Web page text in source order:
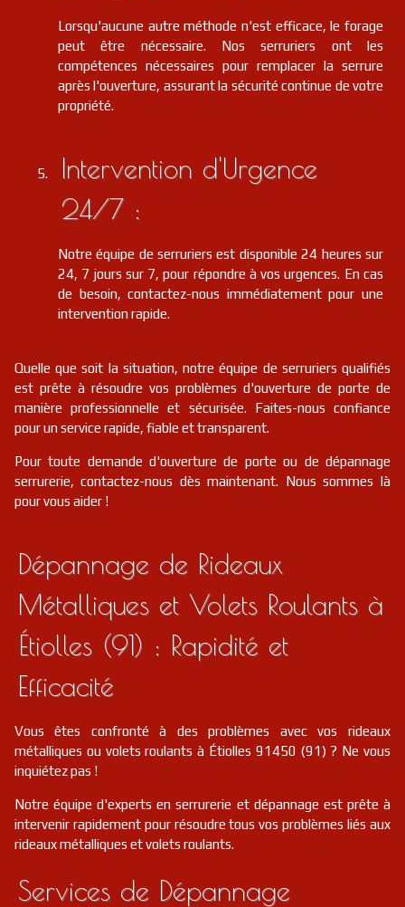
Lorsqu'aucune autre méthode n'est efficace, le forage
peut être nécessaire. Nos serruriers ont les
compétences nécessaires pour remplacer la serrure
après l'ouverture, assurant la sécurité continue de votre
propriété.
Intervention d'Urgence
24/7 :
Notre équipe de serruriers est disponible 24 heures sur
24, 7 jours sur 7, pour répondre à vos urgences. En cas
de besoin, contactez-nous immédiatement pour une
intervention rapide.
Quelle que soit la situation, notre équipe de serruriers qualifiés
est prête à résoudre vos problèmes d'ouverture de porte de
manière professionnelle et sécurisée. Faites-nous confiance
pour un service rapide, fiable et transparent.
Pour toute demande d'ouverture de porte ou de dépannage
serrurerie, contactez-nous dès maintenant. Nous sommes là
pour vous aider !
Dépannage de Rideaux
Métalliques et Volets Roulants à
Étiolles (91) : Rapidité et
Efficacité
Vous êtes confronté à des problèmes avec vos rideaux
métalliques ou volets roulants à Étiolles 91450 (91) ? Ne vous
inquiétez pas !
Notre équipe d'experts en serrurerie et dépannage est prête à
intervenir rapidement pour résoudre tous vos problèmes liés aux
rideaux métalliques et volets roulants.
Services de Dépannage